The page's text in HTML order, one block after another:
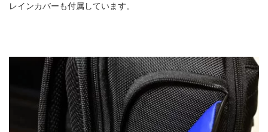
レインカバーも付属しています。